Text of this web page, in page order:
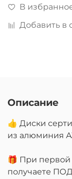
В
Добавить в
Описание
👍 Диски
из алюминия
🎁 При первой
получаете